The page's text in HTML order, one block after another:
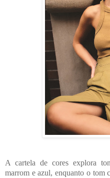
A cartela de cores explora
marrom e azul, enquanto o tom